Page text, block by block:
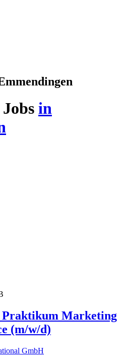
Jobs in
Praktikum Marketing
(m/w/d)
GmbH